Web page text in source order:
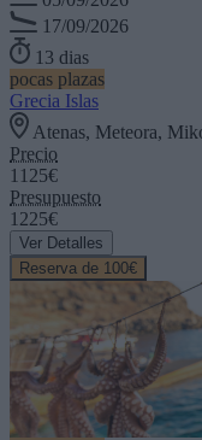
17/09/2026
13 dias
pocas plazas
Grecia Islas
Atenas, Meteora,
Precio
1125€
Presupuesto
1225€
Ver Detalles
Reserva de 100€